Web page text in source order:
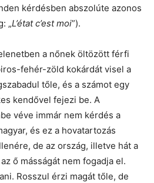
kérdésben abszolúte azonos
„L’état c’est moi”).
a nőnek öltözött férfi
fehér-zöld kokárdát visel a
tőle, és a számot egy
kendővel fejezi be. A
véve immár nem kérdés a
és ez a hovatartozás
de az ország, illetve hát a
ő másságát nem fogadja el.
Rosszul érzi magát tőle, de